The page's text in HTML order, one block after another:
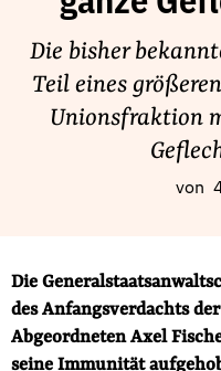
Publikationen und Material
Lobbykritische
Unsere Schwerpunkte
Lobbykontrolle und Regeln
Fördermitglied werden
Jetzt Spenden
Geschenkspende
Die bisher
Teil eines
Unionsfraktion
von
Die
des Anfangsverdachts
Abgeordneten Axel
seine Immunität